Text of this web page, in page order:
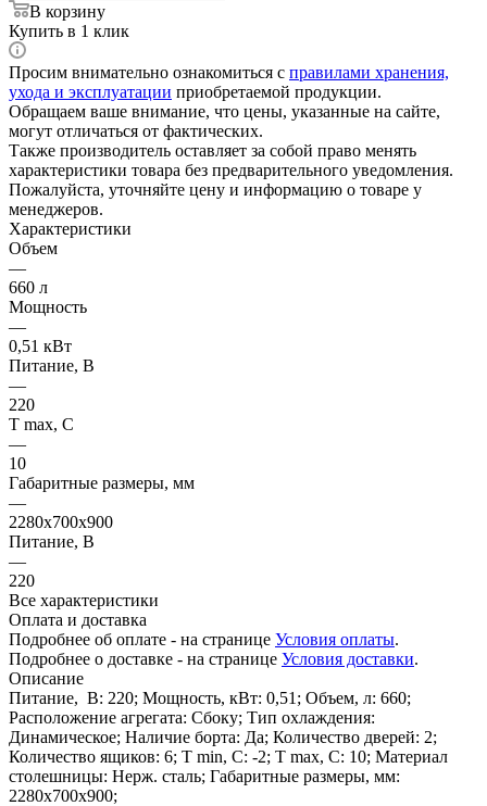
В корзину
Купить в 1 клик
Просим внимательно ознакомиться с правилами хранения,
ухода и эксплуатации приобретаемой продукции.
Обращаем ваше внимание, что цены, указанные на сайте,
могут отличаться от фактических.
Также производитель оставляет за собой право менять
характеристики товара без предварительного уведомления.
Пожалуйста, уточняйте цену и информацию о товаре у
менеджеров.
Характеристики
Объем
—
660 л
Мощность
—
0,51 кВт
Питание, В
—
220
Т max, С
—
10
Габаритные размеры, мм
—
2280х700х900
Питание, В
—
220
Все характеристики
Оплата и доставка
Подробнее об оплате - на странице Условия оплаты.
Подробнее о доставке - на странице Условия доставки.
Описание
Питание, В: 220; Мощность, кВт: 0,51; Объем, л: 660;
Расположение агрегата: Сбоку; Тип охлаждения:
Динамическое; Наличие борта: Да; Количество дверей: 2;
Количество ящиков: 6; Т min, С: -2; Т max, С: 10; Материал
столешницы: Нерж. сталь; Габаритные размеры, мм:
2280х700х900;